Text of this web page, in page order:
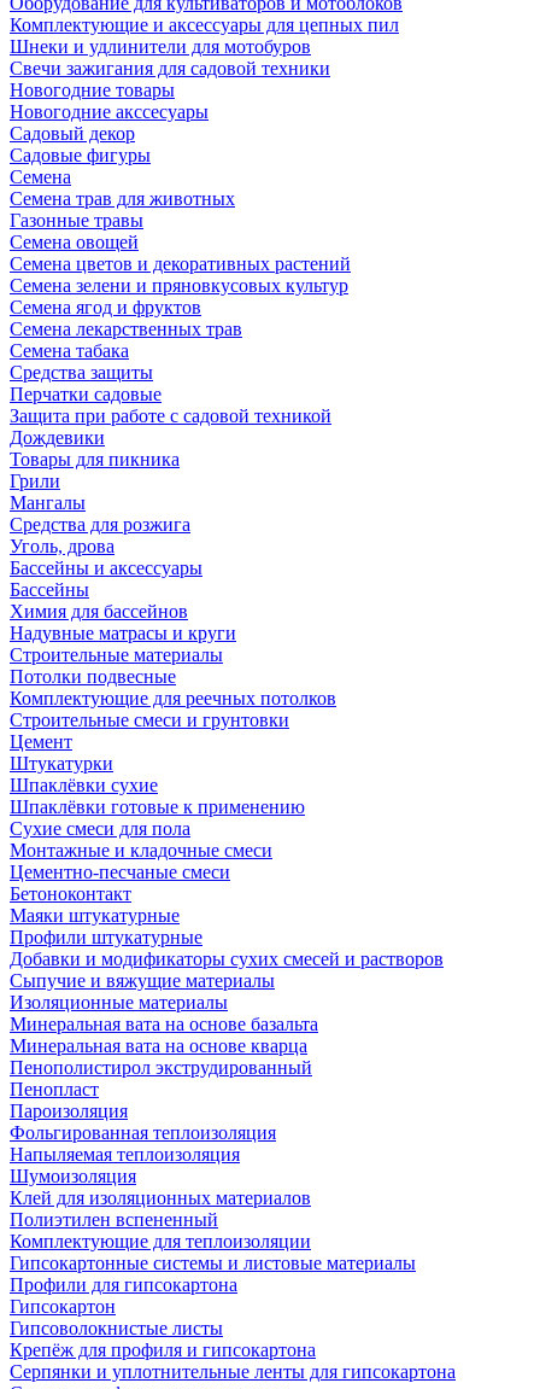
Комплектующие и аксессуары для цепных пил
Шнеки и удлинители для мотобуров
Свечи зажигания для садовой техники
Новогодние товары
Новогодние акссесуары
Садовый декор
Садовые фигуры
Семена
Семена трав для животных
Газонные травы
Семена овощей
Семена цветов и декоративных растений
Семена зелени и пряновкусовых культур
Семена ягод и фруктов
Семена лекарственных трав
Семена табака
Средства защиты
Перчатки садовые
Защита при работе с садовой техникой
Дождевики
Товары для пикника
Грили
Мангалы
Средства для розжига
Уголь, дрова
Бассейны и аксессуары
Бассейны
Химия для бассейнов
Надувные матрасы и круги
Строительные материалы
Потолки подвесные
Комплектующие для реечных потолков
Строительные смеси и грунтовки
Цемент
Штукатурки
Шпаклёвки сухие
Шпаклёвки готовые к применению
Сухие смеси для пола
Монтажные и кладочные смеси
Цементно-песчаные смеси
Бетоноконтакт
Маяки штукатурные
Профили штукатурные
Добавки и модификаторы сухих смесей и растворов
Сыпучие и вяжущие материалы
Изоляционные материалы
Минеральная вата на основе базальта
Минеральная вата на основе кварца
Пенополистирол экструдированный
Пенопласт
Пароизоляция
Фольгированная теплоизоляция
Напыляемая теплоизоляция
Шумоизоляция
Клей для изоляционных материалов
Полиэтилен вспененный
Комплектующие для теплоизоляции
Гипсокартонные системы и листовые материалы
Профили для гипсокартона
Гипсокартон
Гипсоволокнистые листы
Крепёж для профиля и гипсокартона
Серпянки и уплотнительные ленты для гипсокартона